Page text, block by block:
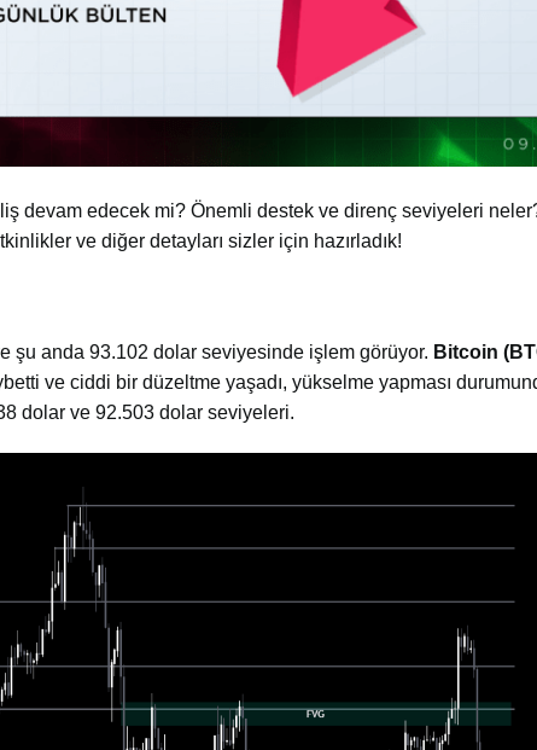
devam edecek mi? Önemli destek ve direnç seviyeleri
ve diğer detayları sizler için hazırladık!
şu anda 93.102 dolar seviyesinde işlem görüyor. Bitcoin
ve ciddi bir düzeltme yaşadı, yükselme yapması
dolar ve 92.503 dolar seviyeleri.